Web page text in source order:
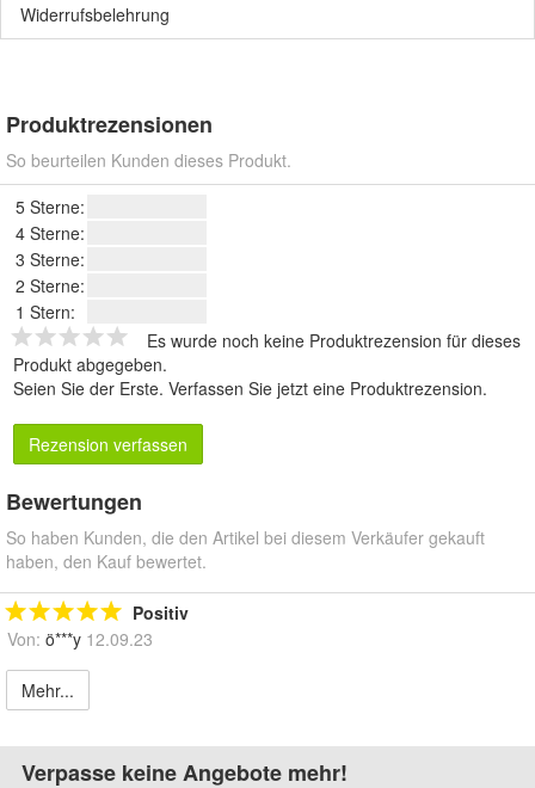
Widerrufsbelehrung
Produktrezensionen
So beurteilen Kunden dieses Produkt.
5 Sterne:
4 Sterne:
3 Sterne:
2 Sterne:
1 Stern:
Es wurde noch keine Produktrezension für dieses
Produkt abgegeben.
Seien Sie der Erste. Verfassen Sie jetzt eine Produktrezension.
Rezension verfassen
Bewertungen
So haben Kunden, die den Artikel bei diesem Verkäufer gekauft
haben, den Kauf bewertet.
Positiv
Von: ö***y 12.09.23
Mehr...
Verpasse keine Angebote mehr!